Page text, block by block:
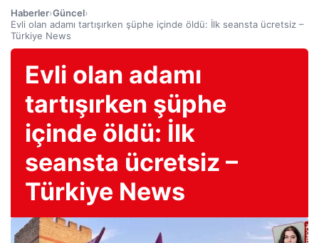
Haberler›Güncel›
Evli olan adamı tartışırken şüphe içinde öldü: İlk seansta ücretsiz –
Türkiye News
Evli olan adamı
tartışırken şüphe
içinde öldü: İlk
seansta ücretsiz –
Türkiye News